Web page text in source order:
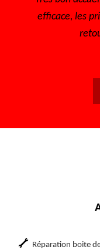
que j'y
Réparation boite